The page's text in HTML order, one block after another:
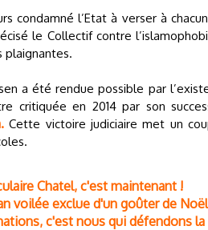
condamné l’Etat à verser à
le Collectif contre
plaignantes.
a été rendue possible par
critiquée en 2014 par son
Cette victoire judiciaire met un
Chatel, c'est maintenant !
voilée exclue d'un goûter de Noël
c'est nous qui défendons